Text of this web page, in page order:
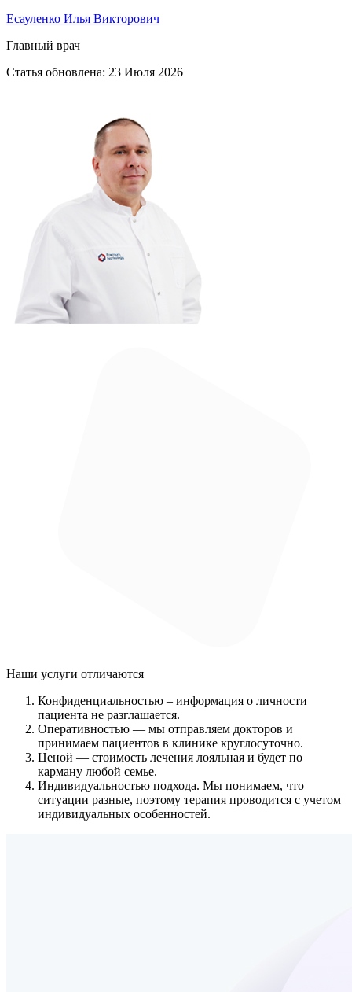
Есауленко Илья Викторович
Главный врач
Статья обновлена: 23 Июля 2026
Наши услуги отличаются
Конфиденциальностью – информация о личности
пациента не разглашается.
Оперативностью — мы отправляем докторов и
принимаем пациентов в клинике круглосуточно.
Ценой — стоимость лечения лояльная и будет по
карману любой семье.
Индивидуальностью подхода. Мы понимаем, что
ситуации разные, поэтому терапия проводится с учетом
индивидуальных особенностей.